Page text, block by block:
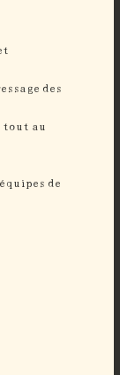
des
au
de